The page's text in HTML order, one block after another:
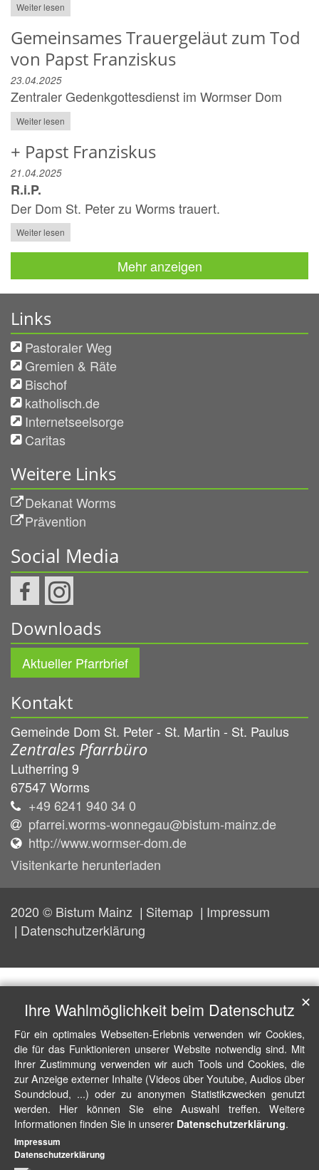
Weiter lesen
Gemeinsames Trauergeläut zum Tod
von Papst Franziskus
23.04.2025
Zentraler Gedenkgottesdienst im Wormser Dom
Weiter lesen
+ Papst Franziskus
21.04.2025
R.i.P.
Der Dom St. Peter zu Worms trauert.
Weiter lesen
Mehr anzeigen
Links
Pastoraler Weg
Gremien & Räte
Bischof
katholisch.de
Internetseelsorge
Caritas
Weitere Links
Dekanat Worms
Prävention
Social Media
Downloads
Aktueller Pfarrbrief
Kontakt
Gemeinde Dom St. Peter - St. Martin - St. Paulus
Zentrales Pfarrbüro
Lutherring 9
67547Worms
+49 6241 940 34 0
pfarrei.worms-wonnegau@bistum-mainz.de
http://www.wormser-dom.de
Visitenkarte herunterladen
2020 © Bistum Mainz Sitemap
Impressum
Datenschutzerklärung
Ihre Wahlmöglichkeit beim Datenschutz
Für ein optimales Webseiten-Erlebnis verwenden wir Cookies,
die für das Funktionieren unserer Website notwendig sind. Mit
Ihrer Zustimmung verwenden wir auch Tools und Cookies, die
zur Anzeige externer Inhalte (Videos über Youtube, Audios über
Soundcloud, ...) oder zu anonymen Statistikzwecken genutzt
werden. Hier können Sie eine Auswahl treffen. Weitere
Informationen finden Sie in unserer Datenschutzerklärung.
✕
Impressum
Datenschutzerklärung